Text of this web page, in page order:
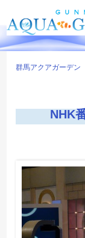
群馬アクアガーデン
NHK